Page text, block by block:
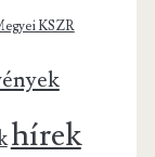
KSZR
hírek